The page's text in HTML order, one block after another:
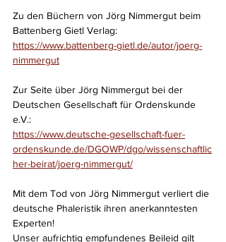
Zu den Büchern von Jörg Nimmergut beim
Battenberg Gietl Verlag:
https://www.battenberg-gietl.de/autor/joerg-
nimmergut
Zur Seite über Jörg Nimmergut bei der
Deutschen Gesellschaft für Ordenskunde
e.V.:
https://www.deutsche-gesellschaft-fuer-
ordenskunde.de/DGOWP/dgo/wissenschaftlic
her-beirat/joerg-nimmergut/
Mit dem Tod von Jörg Nimmergut verliert die
deutsche Phaleristik ihren anerkanntesten
Experten!
Unser aufrichtig empfundenes Beileid gilt